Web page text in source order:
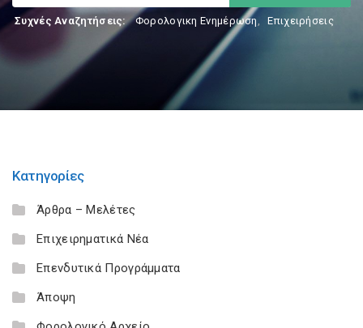
Συχνές Αναζητήσεις: Φορολογικη Ενημέρωση, Επιχειρήσεις
Κατηγορίες
Άρθρα – Μελέτες
Επιχειρηματικά Νέα
Επενδυτικά Προγράμματα
Άποψη